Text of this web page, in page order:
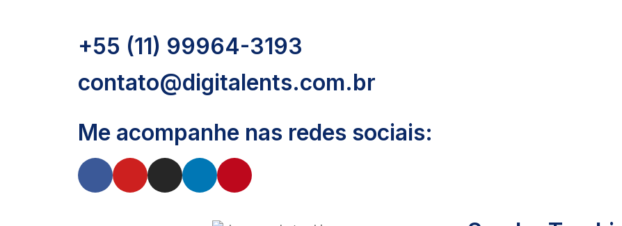
+55 (11) 99964-3193
contato@digitalents.com.br
Me acompanhe nas redes sociais: